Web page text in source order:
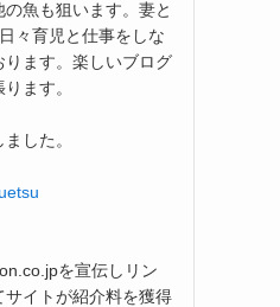
魚も狙います。妻と
々育児と仕事をしな
ます。楽しいブログ
ます。
した。
を宣伝しリン
サイトが紹介料を獲得